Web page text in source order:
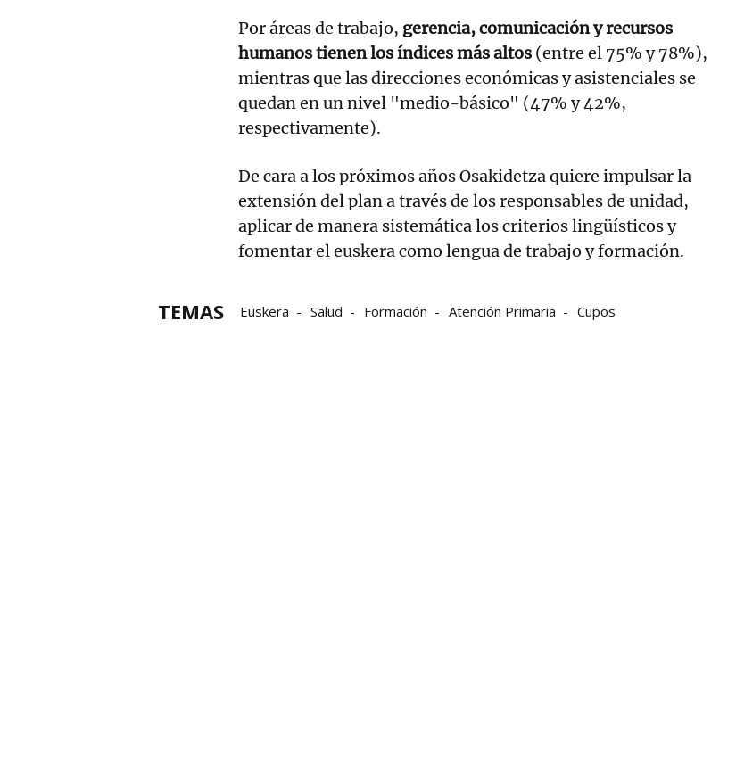
Por áreas de trabajo, gerencia, comunicación y recursos
humanos tienen los índices más altos (entre el 75% y 78%),
mientras que las direcciones económicas y asistenciales se
quedan en un nivel "medio-básico" (47% y 42%,
respectivamente).
De cara a los próximos años Osakidetza quiere impulsar la
extensión del plan a través de los responsables de unidad,
aplicar de manera sistemática los criterios lingüísticos y
fomentar el euskera como lengua de trabajo y formación.
TEMAS Euskera Salud Formación Atención Primaria Cupos